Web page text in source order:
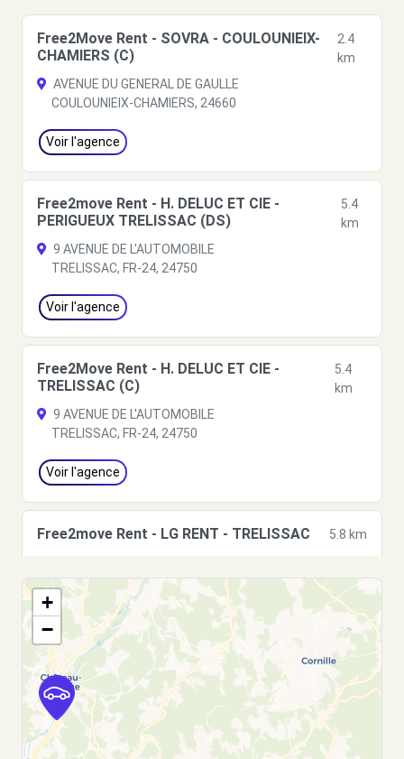
Free2Move Rent - SOVRA - COULOUNIEIX-
CHAMIERS (C)
2.4
km
AVENUE DU GENERAL DE GAULLE
COULOUNIEIX-CHAMIERS, 24660
Voir l'agence
Free2move Rent - H. DELUC ET CIE -
PERIGUEUX TRELISSAC (DS)
5.4
km
9 AVENUE DE L'AUTOMOBILE
TRELISSAC, FR-24, 24750
Voir l'agence
Free2Move Rent - H. DELUC ET CIE -
TRELISSAC (C)
5.4
km
9 AVENUE DE L'AUTOMOBILE
TRELISSAC, FR-24, 24750
Voir l'agence
Free2move Rent - LG RENT - TRELISSAC
5.8 km
TRELISSAC, 24750
Voir l'agence
Free2move Rent - CLARA AUTOMOBILES -
PERIGUEUX TRELISSAC (P)
5.9
km
31 AVENUE DE L'AUTOMOBILE
TRELISSAC, FR-24, 24750
+
−